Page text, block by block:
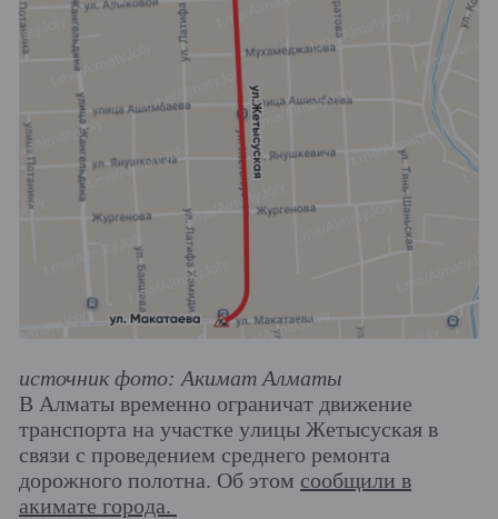
источник фото: Акимат Алматы
В Алматы временно ограничат движение
транспорта на участке улицы Жетысуская в
связи с проведением среднего ремонта
дорожного полотна. Об этом сообщили в
акимате города.